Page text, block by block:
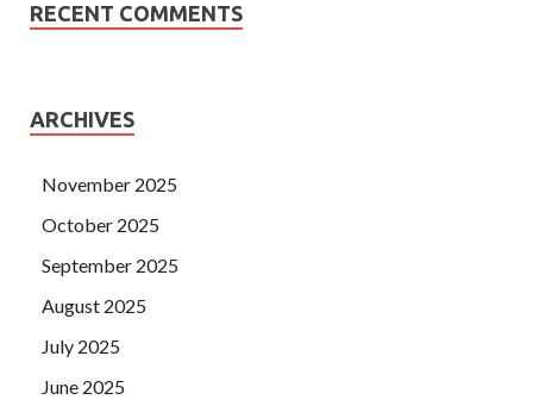
RECENT COMMENTS
ARCHIVES
November 2025
October 2025
September 2025
August 2025
July 2025
June 2025